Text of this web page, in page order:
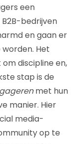
een
bedrijven
en gaan er
Het
discipline en,
stap is de
met hun
manier. Hier
media-
op te